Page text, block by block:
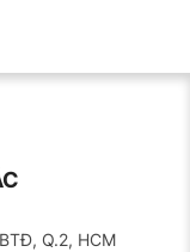
Q.2, HCM